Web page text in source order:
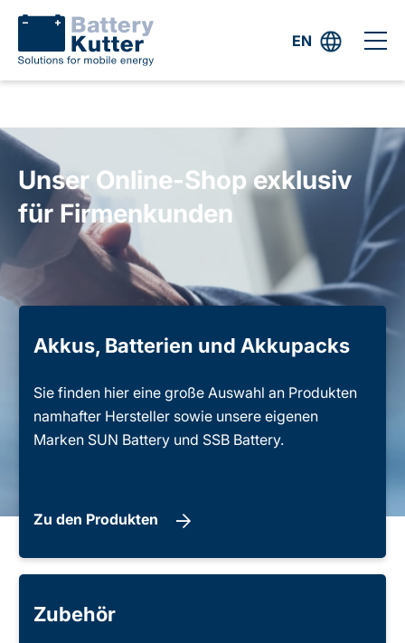
EN
Unser Online-Shop exklusiv
für Firmenkunden
Akkus, Batterien und Akkupacks
Sie finden hier eine große Auswahl an Produkten
namhafter Hersteller sowie unsere eigenen
Marken SUN Battery und SSB Battery.
Zu den Produkten
Zubehör